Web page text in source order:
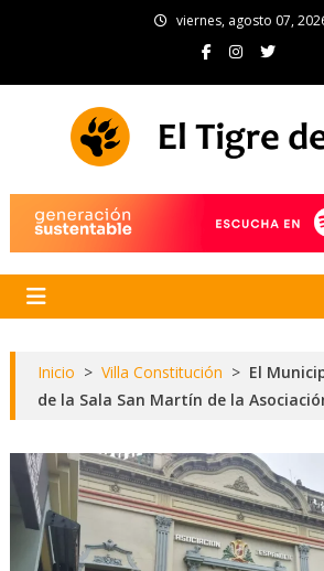
viernes, agosto 07,
Inicio > Villa Constitución > El
de la Sala San Martín de la